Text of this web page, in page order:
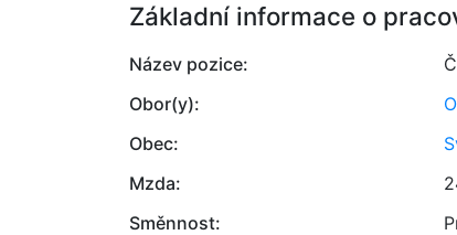
Základní informace o
Název pozice:
Obor(y):
Obec:
Mzda:
Směnnost: